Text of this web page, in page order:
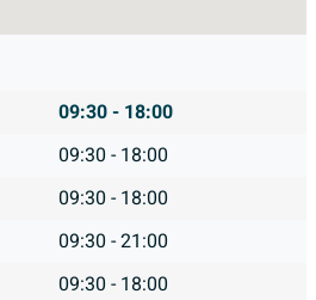
09:30 - 18:00
09:30 - 18:00
09:30 - 18:00
09:30 - 21:00
09:30 - 18:00